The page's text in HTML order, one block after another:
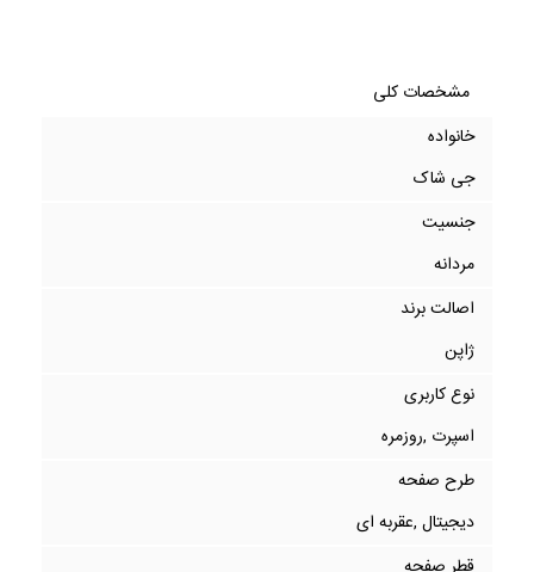
مشخصات کلی
خانواده
جی شاک
جنسیت
مردانه
اصالت برند
ژاپن
نوع کاربری
اسپرت ,روزمره
طرح صفحه
دیجیتال ,عقربه ای